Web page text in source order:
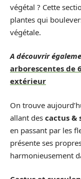
végétal ? Cette
plantes qui
végétale.
A découvrir
arborescentes de
extérieur
On trouve
allant des cactus &
en passant par les
présente ses
harmonieusement